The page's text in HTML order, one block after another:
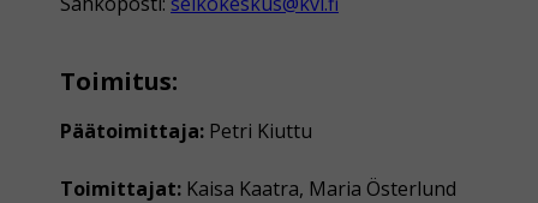
Toimitus:
Päätoimittaja: Petri Kiuttu
Toimittajat: Kaisa Kaatra, Maria Österlund